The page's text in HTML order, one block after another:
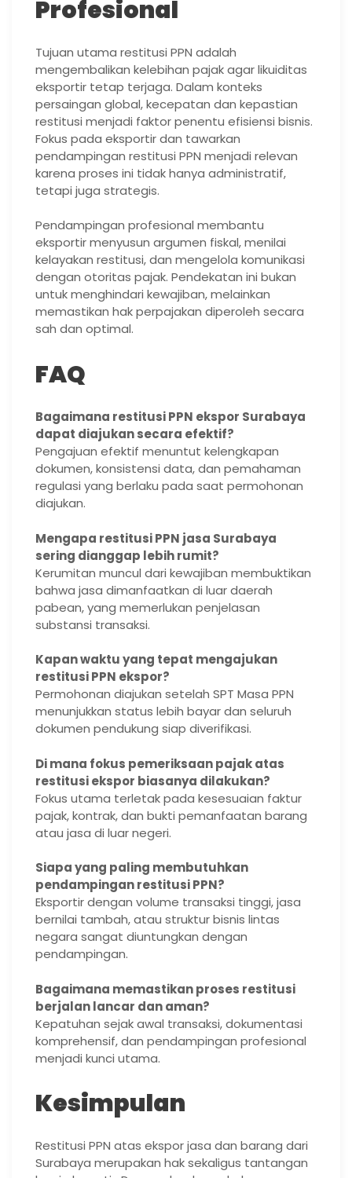
Profesional
Tujuan utama restitusi PPN adalah
mengembalikan kelebihan pajak agar likuiditas
eksportir tetap terjaga. Dalam konteks
persaingan global, kecepatan dan kepastian
restitusi menjadi faktor penentu efisiensi bisnis.
Fokus pada eksportir dan tawarkan
pendampingan restitusi PPN menjadi relevan
karena proses ini tidak hanya administratif,
tetapi juga strategis.
Pendampingan profesional membantu
eksportir menyusun argumen fiskal, menilai
kelayakan restitusi, dan mengelola komunikasi
dengan otoritas pajak. Pendekatan ini bukan
untuk menghindari kewajiban, melainkan
memastikan hak perpajakan diperoleh secara
sah dan optimal.
FAQ
Bagaimana restitusi PPN ekspor Surabaya
dapat diajukan secara efektif?
Pengajuan efektif menuntut kelengkapan
dokumen, konsistensi data, dan pemahaman
regulasi yang berlaku pada saat permohonan
diajukan.
Mengapa restitusi PPN jasa Surabaya
sering dianggap lebih rumit?
Kerumitan muncul dari kewajiban membuktikan
bahwa jasa dimanfaatkan di luar daerah
pabean, yang memerlukan penjelasan
substansi transaksi.
Kapan waktu yang tepat mengajukan
restitusi PPN ekspor?
Permohonan diajukan setelah SPT Masa PPN
menunjukkan status lebih bayar dan seluruh
dokumen pendukung siap diverifikasi.
Di mana fokus pemeriksaan pajak atas
restitusi ekspor biasanya dilakukan?
Fokus utama terletak pada kesesuaian faktur
pajak, kontrak, dan bukti pemanfaatan barang
atau jasa di luar negeri.
Siapa yang paling membutuhkan
pendampingan restitusi PPN?
Eksportir dengan volume transaksi tinggi, jasa
bernilai tambah, atau struktur bisnis lintas
negara sangat diuntungkan dengan
pendampingan.
Bagaimana memastikan proses restitusi
berjalan lancar dan aman?
Kepatuhan sejak awal transaksi, dokumentasi
komprehensif, dan pendampingan profesional
menjadi kunci utama.
Kesimpulan
Restitusi PPN atas ekspor jasa dan barang dari
Surabaya merupakan hak sekaligus tantangan